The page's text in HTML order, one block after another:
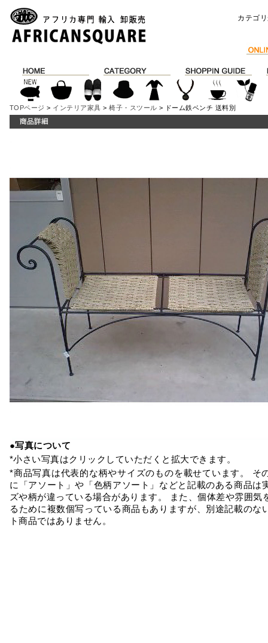
カテゴ
TOPページ > インテリア家具 >椅子・スツール > ドーム鉄ベンチ 送料別
●写真について
*小さい写真はクリックしていただくと拡大できます。
*商品写真は代表的な柄やサイズのものを載せています。 そ
に「アソート」や「色柄アソート」などと記載のある商品は
ズや柄が違っている場合があります。 また、個体差や雰囲気
るために複数個写っている商品もありますが、別途記載のな
ト商品ではありません。